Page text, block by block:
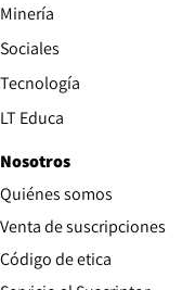
Minería
Sociales
Tecnología
LT Educa
Nosotros
Quiénes somos
Venta de suscripciones
Código de etica Opens